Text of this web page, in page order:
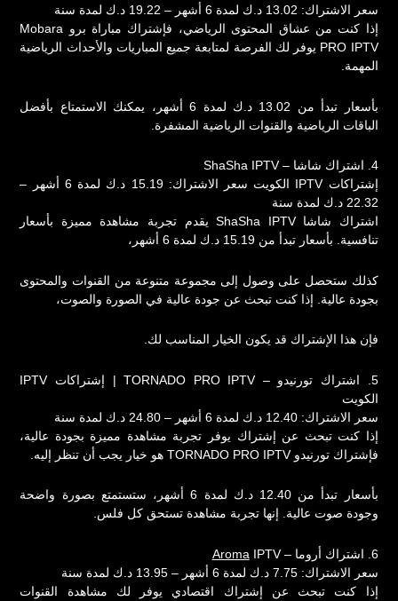
سعر الاشتراك: 13.02 د.ك لمدة 6 أشهر – 19.22 د.ك لمدة سنة
إذا كنت من عشاق المحتوى الرياضي، فإشتراك مباراة برو Mobara
PRO IPTV يوفر لك الفرصة لمتابعة جميع المباريات والأحداث الرياضية
المهمة.
بأسعار تبدأ من 13.02 د.ك لمدة 6 أشهر، يمكنك الاستمتاع بأفضل
الباقات الرياضية والقنوات الرياضية المشفرة.
4. اشتراك شاشا – ShaSha IPTV
إشتراكات IPTV الكويت سعر الاشتراك: 15.19 د.ك لمدة 6 أشهر –
22.32 د.ك لمدة سنة
اشتراك شاشا ShaSha IPTV يقدم تجربة مشاهدة مميزة بأسعار
تنافسية. بأسعار تبدأ من 15.19 د.ك لمدة 6 أشهر،
كذلك ستحصل على وصول إلى مجموعة متنوعة من القنوات والمحتوى
بجودة عالية. إذا كنت تبحث عن جودة عالية في الصورة والصوت،
فإن هذا الإشتراك قد يكون الخيار المناسب لك.
5. اشتراك تورنيدو – TORNADO PRO IPTV | إشتراكات IPTV
الكويت
سعر الاشتراك: 12.40 د.ك لمدة 6 أشهر – 24.80 د.ك لمدة سنة
إذا كنت تبحث عن إشتراك يوفر تجربة مشاهدة مميزة بجودة عالية،
فإشتراك تورنيدو TORNADO PRO IPTV هو خيار يجب أن تنظر إليه.
بأسعار تبدأ من 12.40 د.ك لمدة 6 أشهر، ستستمتع بصورة واضحة
وجودة صوت عالية. إنها تجربة مشاهدة تستحق كل فلس.
6. اشتراك أروما – Aroma IPTV
سعر الاشتراك: 7.75 د.ك لمدة 6 أشهر – 13.95 د.ك لمدة سنة
إذا كنت تبحث عن إشتراك اقتصادي يوفر لك مشاهدة القنوات